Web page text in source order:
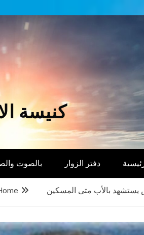
كنيسة
دفتر الزوار بالصوت
يستشهد بالأب متى المسكين